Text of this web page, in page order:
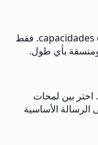
سهل عملك مع capacidades de resumen instantáneo. فقط
بأي طول.
بين لمحات
الأساسية